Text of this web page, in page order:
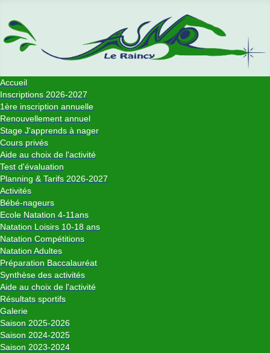
Accueil
Inscriptions 2026-2027
1ère inscription annuelle
Renouvellement annuel
Stage J'apprends à nager
Cours privés
Aide au choix de l'activité
Test d'évaluation
Planning & Tarifs 2026-2027
Activités
Bébé-nageurs
Ecole Natation 4-11ans
Natation Loisirs 10-18 ans
Natation Compétitions
Natation Adultes
Préparation Baccalauréat
Synthèse des activités
Aide au choix de l'activité
Résultats sportifs
Galerie
Saison 2025-2026
Saison 2024-2025
Saison 2023-2024